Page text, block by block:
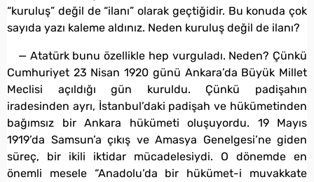
“kuruluş” değil de “ilanı” olarak geçtiğidir. Bu konuda çok
sayıda yazı kaleme aldınız. Neden kuruluş değil de ilanı?
— Atatürk bunu özellikle hep vurguladı. Neden? Çünkü
Cumhuriyet 23 Nisan 1920 günü Ankara’da Büyük Millet
Meclisi açıldığı gün kuruldu. Çünkü padişahın
iradesinden ayrı, İstanbul’daki padişah ve hükümetinden
bağımsız bir Ankara hükümeti oluşuyordu. 19 Mayıs
1919’da Samsun’a çıkış ve Amasya Genelgesi’ne giden
süreç, bir ikili iktidar mücadelesiydi. O dönemde en
önemli mesele “Anadolu’da bir hükümet-i muvakkate